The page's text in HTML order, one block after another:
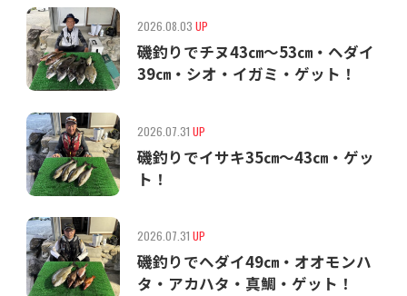
2026.08.03 UP
磯釣りでチヌ43㎝〜53㎝・ヘダイ
39㎝・シオ・イガミ・ゲット！
2026.07.31 UP
磯釣りでイサキ35㎝〜43㎝・ゲッ
ト！
2026.07.31 UP
磯釣りでヘダイ49㎝・オオモンハ
タ・アカハタ・真鯛・ゲット！